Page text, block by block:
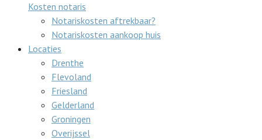
Kosten notaris
Notariskosten aftrekbaar?
Notariskosten aankoop huis
Locaties
Drenthe
Flevoland
Friesland
Gelderland
Groningen
Overijssel